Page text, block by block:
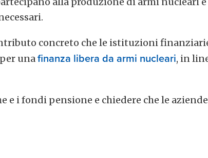
concreto che le istituzioni
unafinanza libera da armi nucleari, in
i fondi pensione e chiedere che le